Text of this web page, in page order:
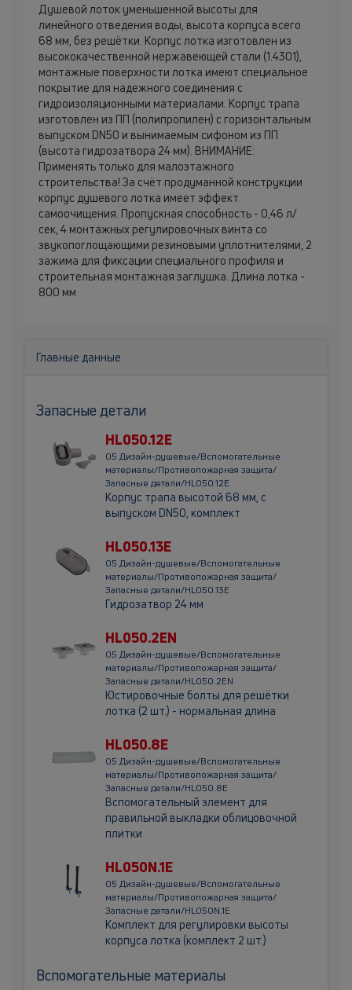
Душевой лоток уменьшенной высоты для
линейного отведения воды, высота корпуса всего
68 мм, без решётки. Корпус лотка изготовлен из
высококачественной нержавеющей стали (1.4301),
монтажные поверхности лотка имеют специальное
покрытие для надежного соединения с
гидроизоляционными материалами. Корпус трапа
изготовлен из ПП (полипропилен) с горизонтальным
выпуском DN50 и вынимаемым сифоном из ПП
(высота гидрозатвора 24 мм). ВНИМАНИЕ:
Применять только для малоэтажного
строительства! За счёт продуманной конструкции
корпус душевого лотка имеет эффект
самоочищения. Пропускная способность - 0,46 л/
сек, 4 монтажных регулировочных винта со
звукопоглощающими резиновыми уплотнителями, 2
зажима для фиксации специального профиля и
строительная монтажная заглушка. Длина лотка -
800 мм
Главные данные
Запасные детали
HL050.12E
05 Дизайн-душевые/Вспомогательные
материалы/Противопожарная защита/
Запасные детали/HL050.12E
Корпус трапа высотой 68 мм, с
выпуском DN50, комплект
HL050.13E
05 Дизайн-душевые/Вспомогательные
материалы/Противопожарная защита/
Запасные детали/HL050.13E
Гидрозатвор 24 мм
HL050.2EN
05 Дизайн-душевые/Вспомогательные
материалы/Противопожарная защита/
Запасные детали/HL050.2EN
Юстировочные болты для решётки
лотка (2 шт.) - нормальная длина
HL050.8E
05 Дизайн-душевые/Вспомогательные
материалы/Противопожарная защита/
Запасные детали/HL050.8E
Вспомогательный элемент для
правильной выкладки облицовочной
плитки
HL050N.1E
05 Дизайн-душевые/Вспомогательные
материалы/Противопожарная защита/
Запасные детали/HL050N.1E
Комплект для регулировки высоты
корпуса лотка (комплект 2 шт.)
Вспомогательные материалы